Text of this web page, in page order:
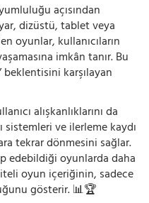
açısından
dizüstü, tablet veya
oyunlar, kullanıcıların
imkân tanır. Bu
karşılayan
alışkanlıklarını da
sistemleri ve ilerleme kaydı
tekrar dönmesini sağlar.
edebildiği oyunlarda daha
oyun içeriğinin, sadece
gösterir. 📊🏆